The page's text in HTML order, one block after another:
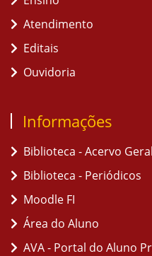
Atendimento
Editais
Ouvidoria
Informações
Biblioteca - Acervo Geral
Biblioteca - Periódicos
Moodle FI
Área do Aluno
AVA - Portal do Aluno